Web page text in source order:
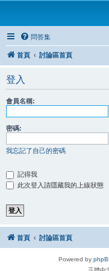
問答集
首頁 討論區首頁
登入
會員名稱:
密碼:
我忘記了自己的密碼
記得我
此次登入請隱藏我的上線狀態
首頁 討論區首頁
Powered by